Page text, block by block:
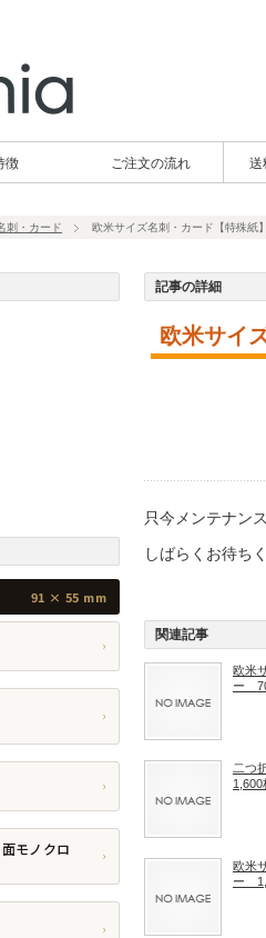
徴 ご注文の流れ 送
刺・カード 欧米サイズ名刺・カード【特殊
記事の詳細
欧米サイ
只今メンテナン
しばらくお待ち
関連記事
欧米
ー
二つ
1,600
欧米
ー
91 × 55 mm
›
›
›
モノクロ ›
›